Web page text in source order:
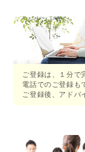
ご登録は、１分で
電話でのご登録も
ご登録後、アドバ